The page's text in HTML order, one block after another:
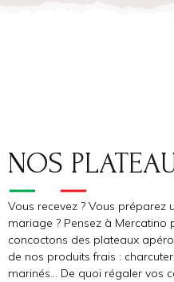
NOS
Vous recevez ? Vous préparez
mariage ? Pensez à Mercatino
concoctons des plateaux
de nos produits frais :
marinés… De quoi régaler vos